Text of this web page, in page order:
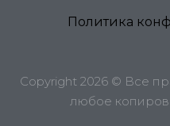
Политика
Copyright 2026 © Все
любое